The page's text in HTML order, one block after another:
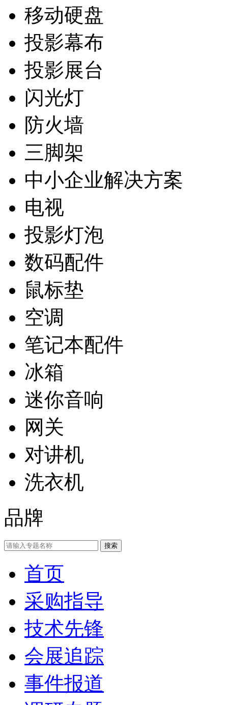
移动硬盘
投影幕布
投影展台
闪光灯
防火墙
三脚架
中小企业解决方案
电视
投影灯泡
数码配件
鼠标垫
空调
笔记本配件
冰箱
迷你音响
网关
对讲机
洗衣机
品牌
首页
采购指导
技术先锋
会展追踪
事件报道